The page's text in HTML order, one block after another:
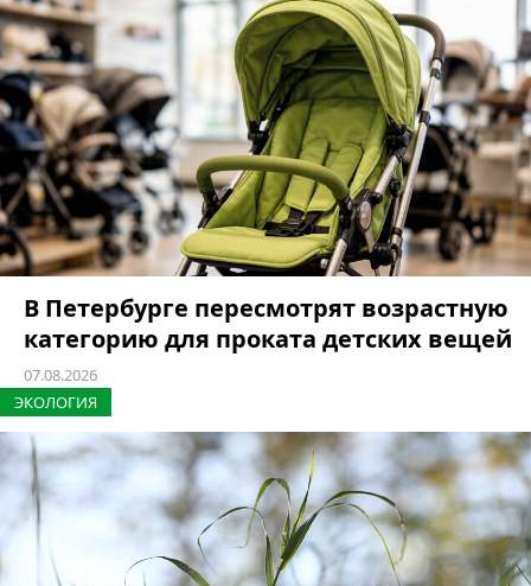
В Петербурге пересмотрят возрастную
категорию для проката детских вещей
07.08.2026
ЭКОЛОГИЯ